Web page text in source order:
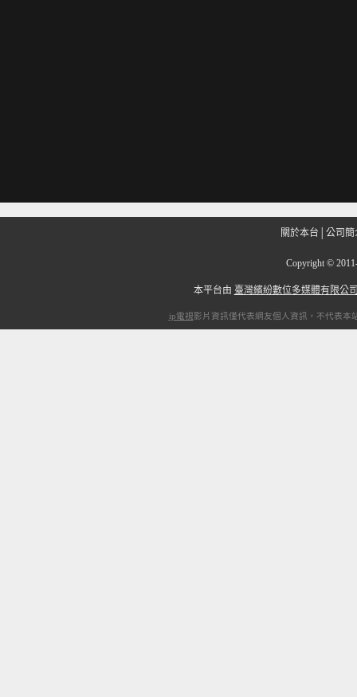
關於本台 公司簡
Copyright ©
本平台由 臺灣繽紛數位多媒體有限公
ip電視影片資訊僅代表網友個人資訊，不代表本